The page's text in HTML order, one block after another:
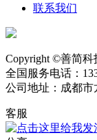
联系我们
Copyright ©善简科
全国服务电话：
公司地址：成都市
客服